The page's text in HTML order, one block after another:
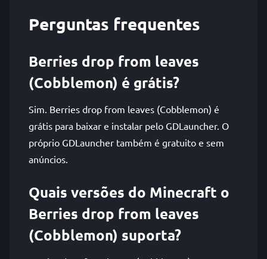
Perguntas frequentes
Berries drop from leaves
(Cobblemon) é grátis?
Sim. Berries drop from leaves (Cobblemon) é
grátis para baixar e instalar pelo GDLauncher. O
próprio GDLauncher também é gratuito e sem
anúncios.
Quais versões do Minecraft o
Berries drop from leaves
(Cobblemon) suporta?